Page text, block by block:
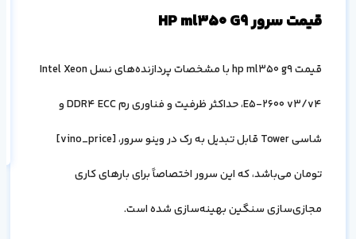
قیمت سرور HP ml350 G9
قیمتhp ml350 g9با مشخصات پردازنده‌های نسلIntel Xeon
E5-2600 v3/v4، حداکثر ظرفیت و فناوری رمDDR4 ECCو
شاسیTower قابل تبدیل به رک در وینو سرور، [vino_price
]
تومان می‌باشد، که این سرور اختصاصاً برای بارهای کاری
مجازی‌سازی سنگین بهینه‌سازی شده است.